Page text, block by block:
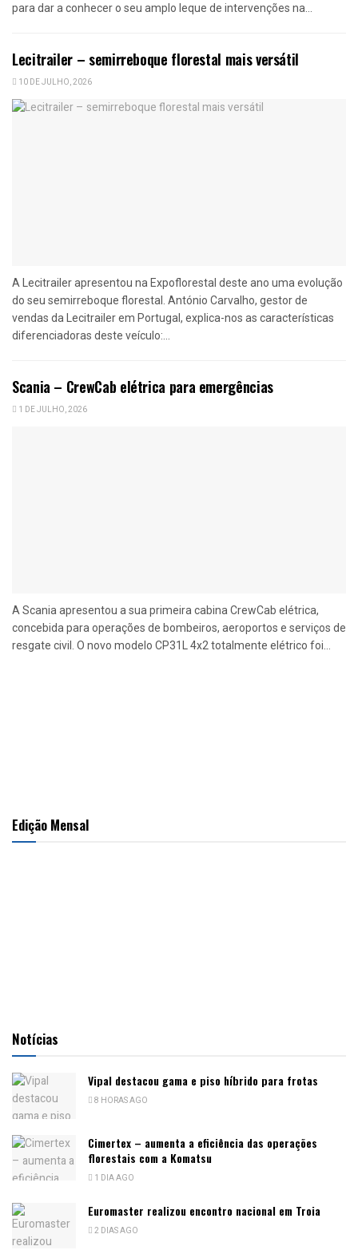
para dar a conhecer o seu amplo leque de intervenções na...
Lecitrailer – semirreboque florestal mais versátil
10 DE JULHO, 2026
A Lecitrailer apresentou na Expoflorestal deste ano uma evolução
do seu semirreboque florestal. António Carvalho, gestor de
vendas da Lecitrailer em Portugal, explica-nos as características
diferenciadoras deste veículo:...
Scania – CrewCab elétrica para emergências
1 DE JULHO, 2026
A Scania apresentou a sua primeira cabina CrewCab elétrica,
concebida para operações de bombeiros, aeroportos e serviços de
resgate civil. O novo modelo CP31L 4x2 totalmente elétrico foi...
Edição Mensal
Notícias
Vipal destacou gama e piso híbrido para frotas
8 HORAS AGO
Cimertex – aumenta a eficiência das operações
florestais com a Komatsu
1 DIA AGO
Euromaster realizou encontro nacional em Troia
2 DIAS AGO